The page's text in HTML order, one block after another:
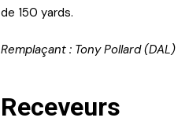
de 150 yards.
Remplaçant : Tony Pollard (DAL)
Receveurs